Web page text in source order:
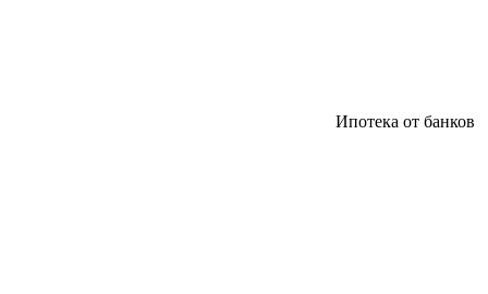
Ипотека от банков